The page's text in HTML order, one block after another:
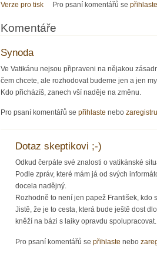
Verze pro tisk Pro psaní komentářů sepřihlaste
Komentáře
Synoda
Ve Vatikánu nejsou připraveni na nějakou
čem chcete, ale rozhodovat budeme jen a jen
Kdo přicházíš, zanech vší naděje na změnu.
Pro psaní komentářů se přihlaste nebo
Dotaz skeptikovi ;-)
Odkud čerpáte své znalosti o vatikánské
Podle zpráv, které mám já od svých
docela nadějný.
Rozhodně to není jen papež František, kdo
Jistě, že je to cesta, která bude ještě dost
kněží na bázi s laiky opravdu spolupracovat.
Pro psaní komentářů se přihlaste nebo